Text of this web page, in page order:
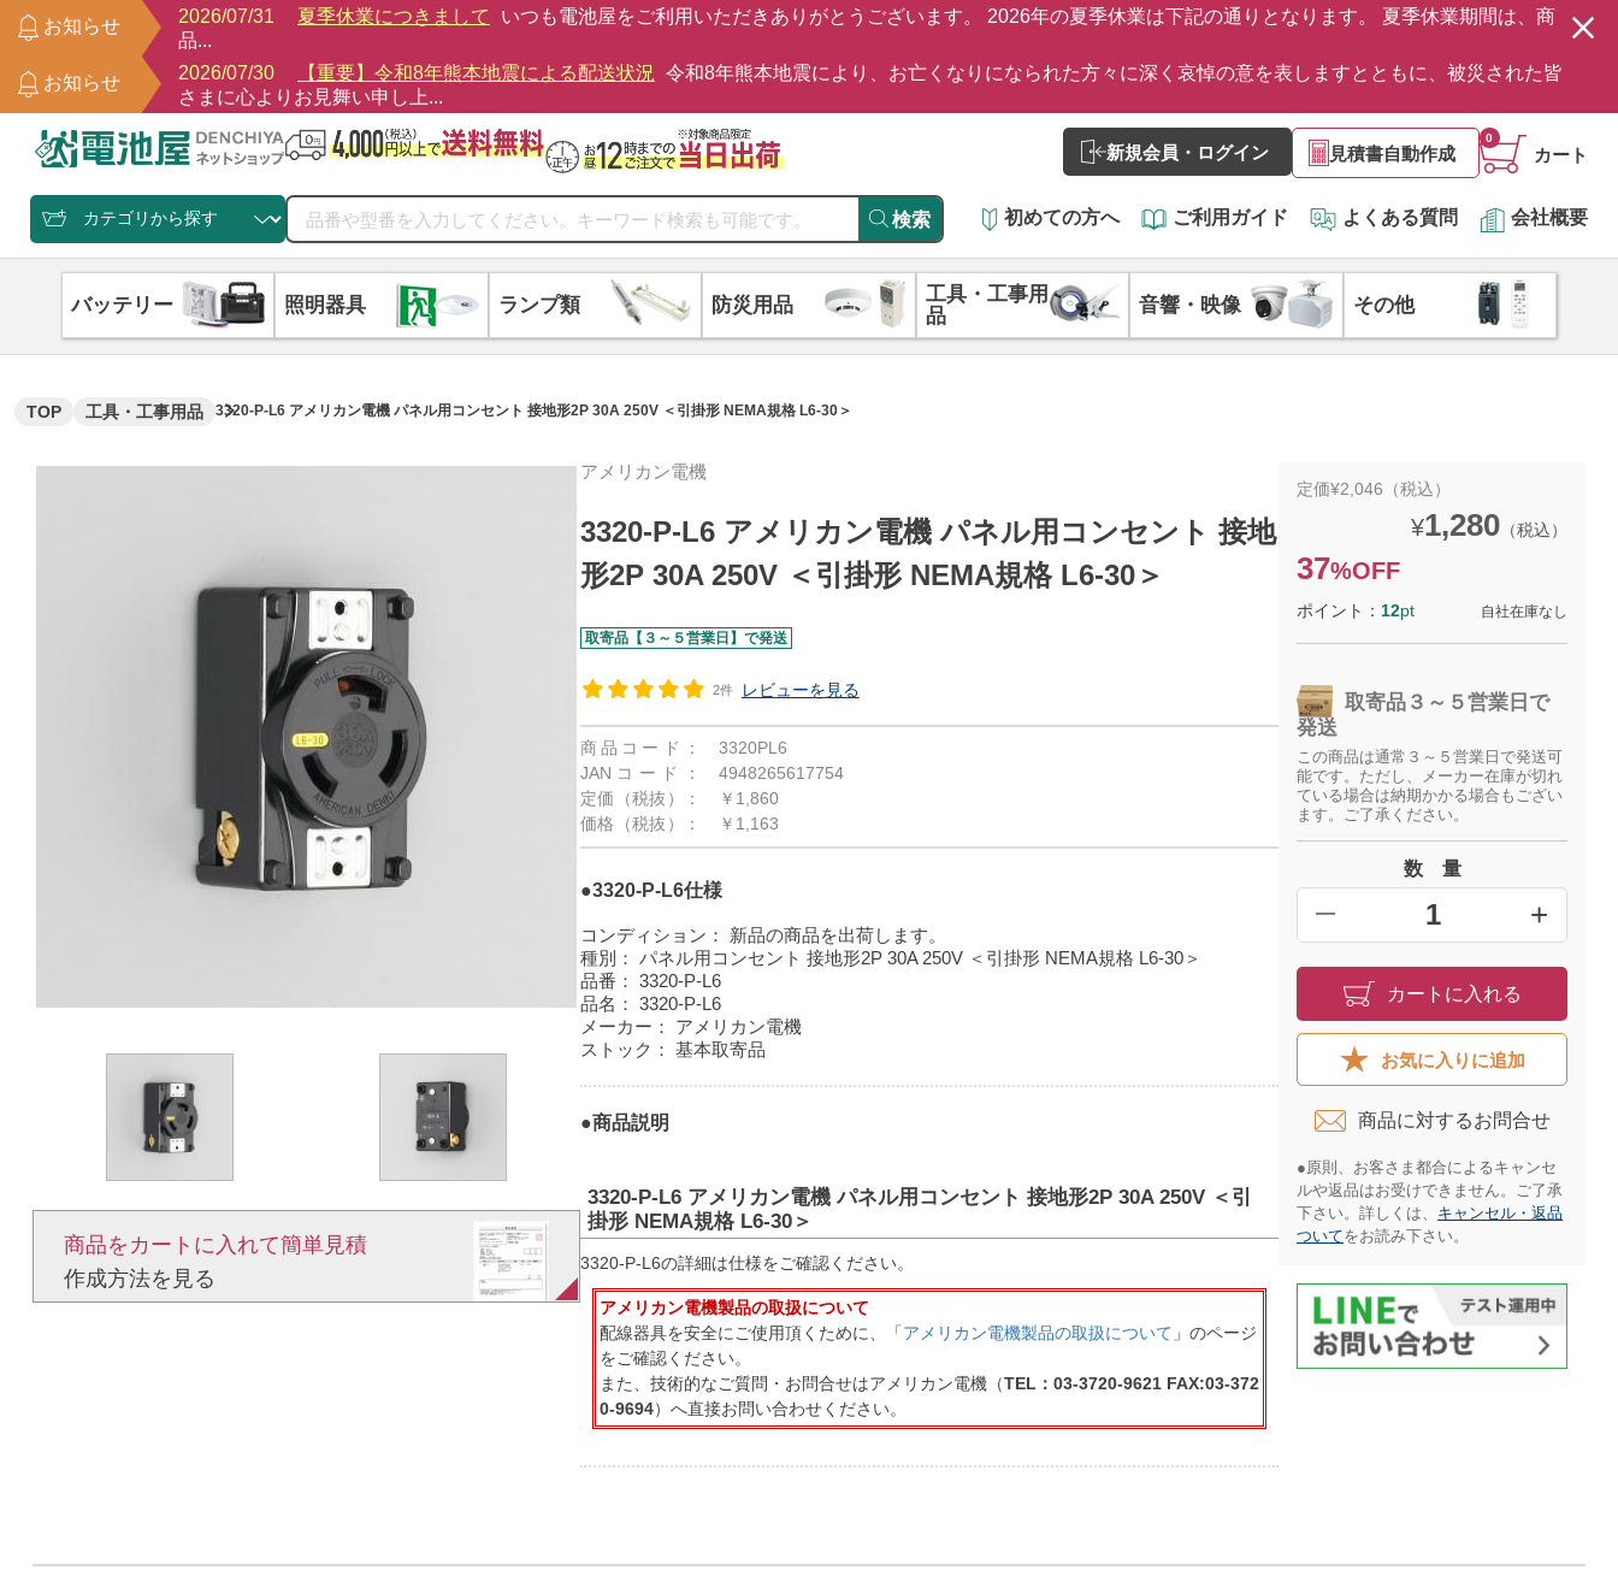
お知らせ
2026/07/31 夏季休業につきまして
いつも電池屋をご利用いただきありがとうございます。 2026年の夏季休業は下記の通りとなります。 夏季休業期間は、商
品...
お知らせ
2026/07/30 【重要】令和8年熊本地震による配送状況 令和8年熊本地震により、お亡くなりになられた方々に深く哀悼の意を表しますとともに、被災された皆
さまに心よりお見舞い申し上...
新規会員・ログイン 見積書自動作成 カート
0
検索 初めての方へ ご利用ガイド よくある質問 会社概要
バッテリー 照明器具 ランプ類 防災用品
工具・工事用
品
音響・映像 その他
TOP 工具・工事用品 3320-P-L6 アメリカン電機 パネル用コンセント 接地形2P 30A 250V ＜引掛形 NEMA規格 L6-30＞
商品をカートに入れて簡単見積​
作成方法を見る​​
アメリカン電機
3320-P-L6 アメリカン電機 パネル用コンセント 接地
形2P 30A 250V ＜引掛形 NEMA規格 L6-30＞
取寄品【３～５営業日】で発送
2件 レビューを見る
商品コード：
3320PL6
JANコード：
4948265617754
定価（税抜）：
￥1,860
価格（税抜）：
￥1,163
●3320-P-L6仕様
コンディション：
新品の商品を出荷します。
種別： パネル用コンセント 接地形2P 30A 250V ＜引掛形 NEMA規格 L6-30＞
品番： 3320-P-L6
品名： 3320-P-L6
メーカー：
アメリカン電機
ストック： 基本取寄品
●商品説明
3320-P-L6 アメリカン電機 パネル用コンセント 接地形2P 30A 250V ＜引
掛形 NEMA規格 L6-30＞
3320-P-L6の詳細は仕様をご確認ください。
アメリカン電機製品の取扱について
配線器具を安全にご使用頂くために、「アメリカン電機製品の取扱について 」のページ
をご確認ください。
また、技術的なご質問・お問合せはアメリカン電機（TEL：03-3720-9621 FAX:03-372
0-9694）へ直接お問い合わせください。
定価¥2,046（税込）
¥1,280 （税込）
37%OFF
ポイント： 12pt 自社在庫なし
取寄品３～５営業日で
発送
この商品は通常３～５営業日で発送可
能です。ただし、メーカー在庫が切れ
ている場合は納期かかる場合もござい
ます。ご了承ください。
数 量
━ +
カートに入れる
お気に入りに追加
商品に対するお問合せ​
●原則、お客さま都合によるキャンセ
ルや返品はお受けできません。ご了承
下さい。詳しくは、 キャンセル・返品
ついてをお読み下さい。​